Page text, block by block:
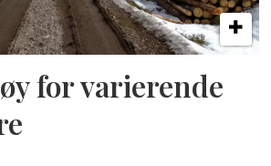
for varierende